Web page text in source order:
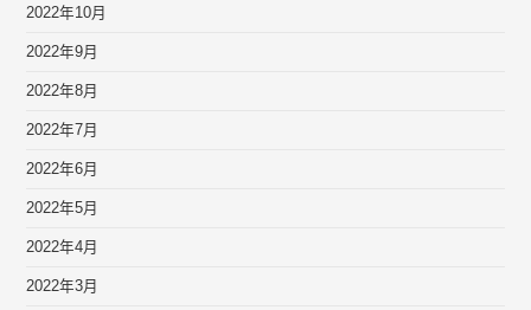
2022年10月
2022年9月
2022年8月
2022年7月
2022年6月
2022年5月
2022年4月
2022年3月